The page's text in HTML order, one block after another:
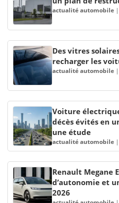
actualité automobile |
Des vitres
recharger les
actualité automobile |
Voiture
décès évités en
une étude
actualité automobile |
Renault Megane
d’autonomie et
2026